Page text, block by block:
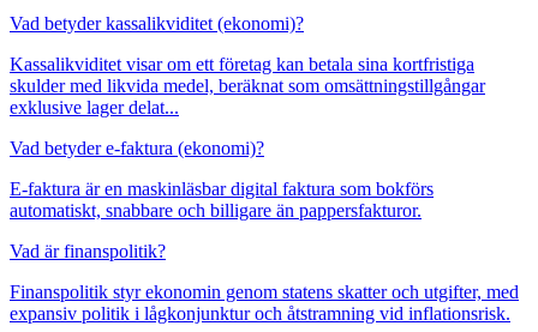
Vad betyder kassalikviditet (ekonomi)?
Kassalikviditet visar om ett företag kan betala sina kortfristiga
skulder med likvida medel, beräknat som omsättningstillgångar
exklusive lager delat...
Vad betyder e-faktura (ekonomi)?
E-faktura är en maskinläsbar digital faktura som bokförs
automatiskt, snabbare och billigare än pappersfakturor.
Vad är finanspolitik?
Finanspolitik styr ekonomin genom statens skatter och utgifter, med
expansiv politik i lågkonjunktur och åtstramning vid inflationsrisk.